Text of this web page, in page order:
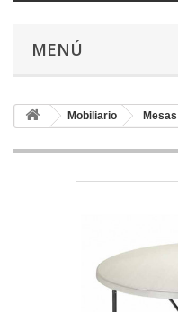
MENÚ
Mobiliario Mesas